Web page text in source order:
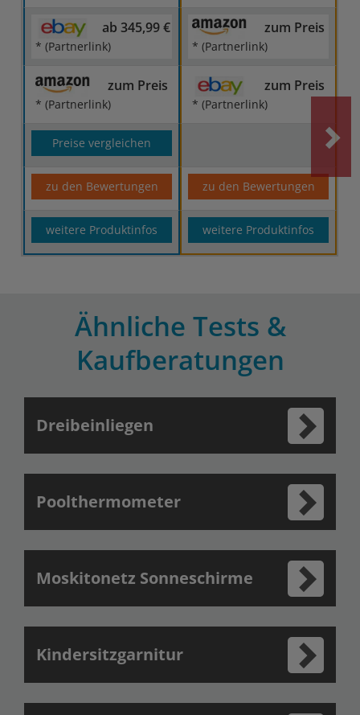
ab 345,99 €
* (Partnerlink)
zum Preis
* (Partnerlink)
zum Preis
* (Partnerlink)
zum Preis
* (Partnerlink)
Preise vergleichen
zu den Bewertungen zu den Bewertungen
weitere Produktinfos weitere Produktinfos
Ähnliche Tests &
Kaufberatungen
Dreibeinliegen
Poolthermometer
Moskitonetz Sonneschirme
Kindersitzgarnitur